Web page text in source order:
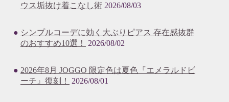
ウス垢抜け着こなし術 2026/08/03
シンプルコーデに効く大ぶりピアス 存在感抜群
のおすすめ10選！
2026/08/02
2026年8月 JOGGO 限定色は夏色『エメラルドビ
ーチ』復刻！
2026/08/01